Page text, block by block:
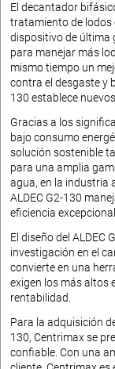
El decantador
tratamiento de lodos
dispositivo de última
para manejar más
mismo tiempo un
contra el desgaste y
130 establece
Gracias a los
bajo consumo
solución sostenible
para una amplia
agua, en la industria
ALDEC G2-130
eficiencia
El diseño del ALDEC
investigación en el
convierte en una
exigen los más altos
rentabilidad.
Para la adquisición
130, Centrimax se
confiable. Con una